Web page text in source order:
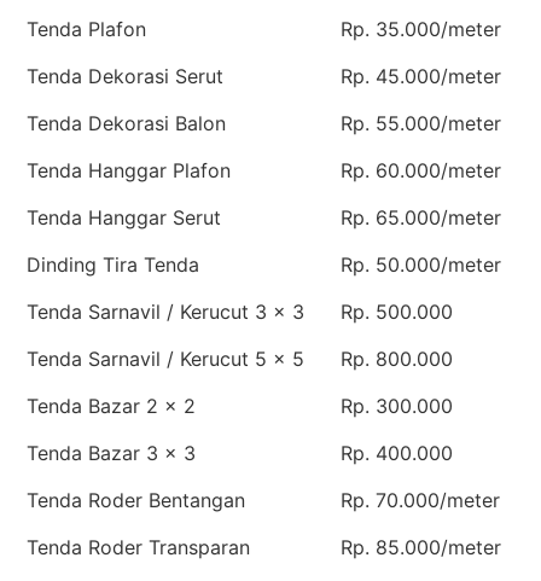
Tenda Plafon
Rp. 35.000/meter
Tenda Dekorasi Serut
Rp. 45.000/meter
Tenda Dekorasi Balon
Rp. 55.000/meter
Tenda Hanggar Plafon
Rp. 60.000/meter
Tenda Hanggar Serut
Rp. 65.000/meter
Dinding Tira Tenda
Rp. 50.000/meter
Tenda Sarnavil / Kerucut 3 x 3
Rp. 500.000
Tenda Sarnavil / Kerucut 5 x 5
Rp. 800.000
Tenda Bazar 2 x 2
Rp. 300.000
Tenda Bazar 3 x 3
Rp. 400.000
Tenda Roder Bentangan
Rp. 70.000/meter
Tenda Roder Transparan
Rp. 85.000/meter